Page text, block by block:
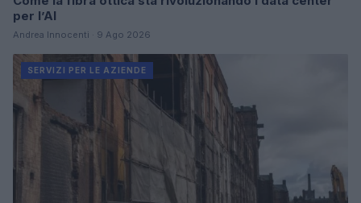
per l’AI
Andrea Innocenti · 9 Ago 2026
SERVIZI PER LE AZIENDE